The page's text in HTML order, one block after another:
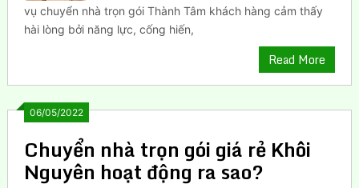
vụ chuyển nhà trọn gói Thành Tâm khách hàng cảm thấy
hài lòng bởi năng lực, cống hiến,
Read More
06/05/2022
Chuyển nhà trọn gói giá rẻ Khôi
Nguyên hoạt động ra sao?